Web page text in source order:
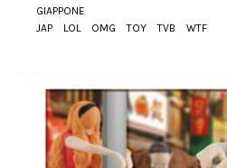
GIAPPONE
JAP
LOL OMG TOY TVB WTF